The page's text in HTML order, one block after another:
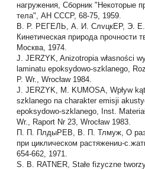
нагружения, Сборник "Некоторые
тела", АН СССР, 68-75, 1959.
В. Р. РЕГЕЛЬ, А. И. СлvцкЕР, Э.
Кинетическая природа прочности
Москва, 1974.
J. JERZYK, Anizotropia własności
laminatu epoksydowo-szklanego,
P. Wr., Wrocław 1984.
J. JERZYK, M. KUMOSA, Wpływ
szklanego na charakter emisji
epoksydowo-szklanego, Inst.
Wr., Raport Nr 23, Wrocław 1983.
П. П. ПлдыРЕВ, В. П. Тлмуж, О
при циклическом растяжениu-
654-662, 1971.
S. B. RATNER, Stałe fizyczne